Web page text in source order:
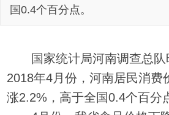
国0.4个百分点。
国家统计局河南调查总队
2018年4月份，河南居民消费
涨2.2%，高于全国0.4个百分